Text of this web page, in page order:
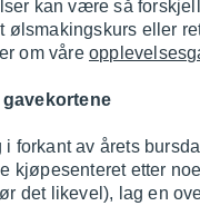
kan være så
ølsmakingskurs eller
om våre
forkant av årets
kjøpesenteret etter
det likevel), lag en